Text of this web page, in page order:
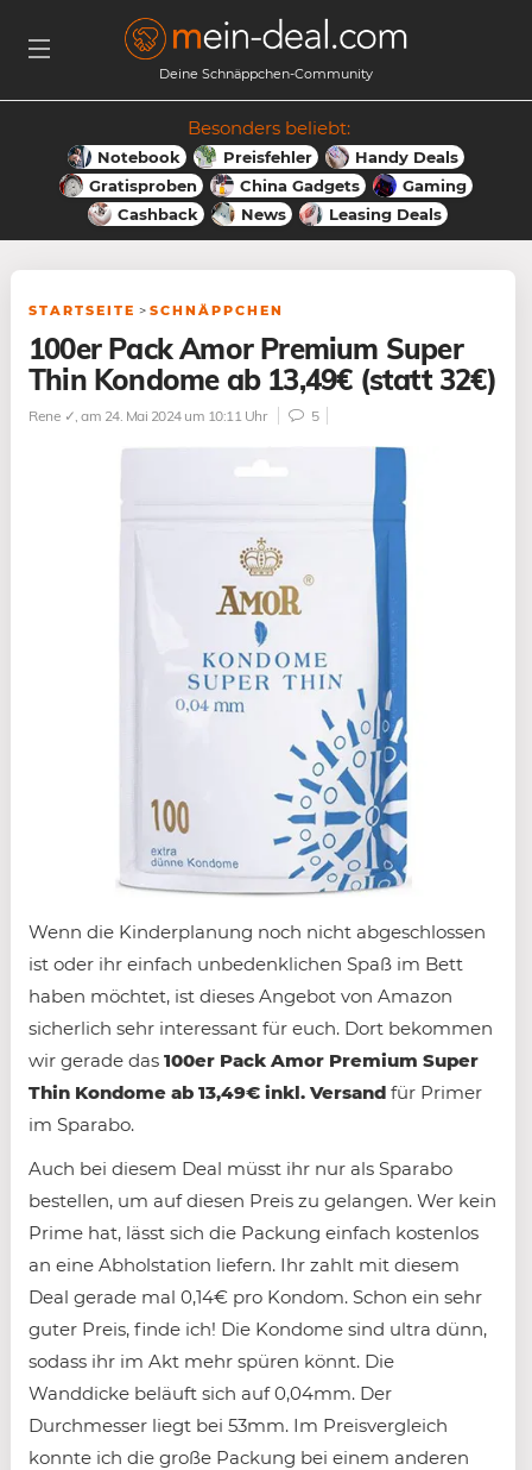
Deine Schnäppchen-Community
Besonders beliebt:
Notebook Preisfehler
Handy Deals
Gratisproben
China Gadgets
Gaming
Cashback
News Leasing Deals
STARTSEITE > SCHNÄPPCHEN
100er Pack Amor Premium Super
Thin Kondome ab 13,49€ (statt 32€)
Rene ✓, am 24. Mai 2024 um 10:11 Uhr 5
Wenn die Kinderplanung noch nicht abgeschlossen
ist oder ihr einfach unbedenklichen Spaß im Bett
haben möchtet, ist dieses Angebot von Amazon
sicherlich sehr interessant für euch. Dort bekommen
wir gerade das 100er Pack Amor Premium Super
Thin Kondome ab 13,49€ inkl. Versand für Primer
im Sparabo.
Auch bei diesem Deal müsst ihr nur als Sparabo
bestellen, um auf diesen Preis zu gelangen. Wer kein
Prime hat, lässt sich die Packung einfach kostenlos
an eine Abholstation liefern. Ihr zahlt mit diesem
Deal gerade mal 0,14€ pro Kondom. Schon ein sehr
guter Preis, finde ich! Die Kondome sind ultra dünn,
sodass ihr im Akt mehr spüren könnt. Die
Wanddicke beläuft sich auf 0,04mm. Der
Durchmesser liegt bei 53mm. Im Preisvergleich
konnte ich die große Packung bei einem anderen